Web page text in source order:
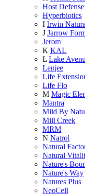
Host Defense
Hyperbiotics
I Irwin
J Jarrow
Jerom
K KAL
L Lake
Lenjee
Life
Life Flo
M Magic
Mantra
Mild By
Mill Creek
MRM
N Natrol
Natural
Natural
Nature's
Nature's Way
Natures Plus
NeoCell